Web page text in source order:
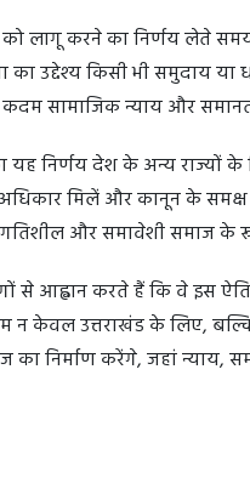
लागू करने का निर्णय लेते
का उद्देश्य किसी भी समुदाय
कदम सामाजिक न्याय और
यह निर्णय देश के अन्य राज्यों
मिलें और कानून के
और समावेशी समाज के
से आह्वान करते हैं कि वे इस
न केवल उत्तराखंड के लिए,
निर्माण करेंगे, जहां न्याय,